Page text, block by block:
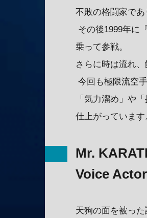
不敗の格闘家で
その後1999年に
乗って参戦。
さらに時は流れ
今回も極限流空
「気力溜め」や
仕上がっています
Mr.
Voice
天狗の面を被った